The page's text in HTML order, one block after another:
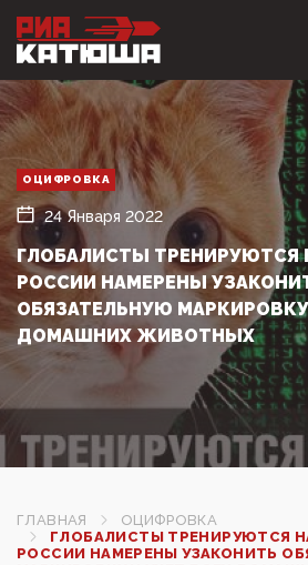
ОЦИФРОВКА
24 Января 2022
ГЛОБАЛИСТЫ ТРЕНИРУЮТСЯ
РОССИИ НАМЕРЕНЫ
ОБЯЗАТЕЛЬНУЮ МАРКИРОВКУ
ДОМАШНИХ ЖИВОТНЫХ
ГЛАВНАЯ
ОЦИФРОВКА
ГЛОБАЛИСТЫ ТРЕНИРУЮТСЯ
РОССИИ НАМЕРЕНЫ УЗАКОНИТЬ